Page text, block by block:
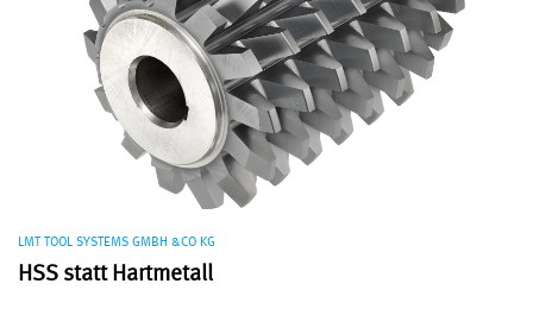
LMT TOOL SYSTEMS GMBH &CO KG
HSS statt Hartmetall